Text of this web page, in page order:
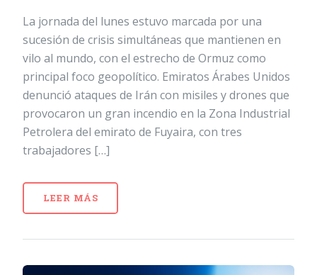
La jornada del lunes estuvo marcada por una
sucesión de crisis simultáneas que mantienen en
vilo al mundo, con el estrecho de Ormuz como
principal foco geopolítico. Emiratos Árabes Unidos
denunció ataques de Irán con misiles y drones que
provocaron un gran incendio en la Zona Industrial
Petrolera del emirato de Fuyaira, con tres
trabajadores […]
LEER MÁS